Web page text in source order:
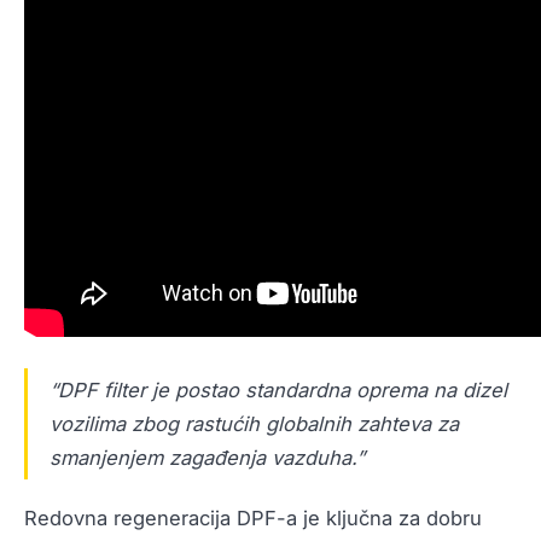
“DPF filter je postao standardna oprema na dizel
vozilima zbog rastućih globalnih zahteva za
smanjenjem zagađenja vazduha.”
Redovna regeneracija DPF-a je ključna za dobru